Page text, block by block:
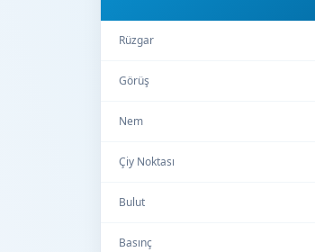
Rüzgar
Görüş
Nem
Çiy Noktası
Bulut
Basınç